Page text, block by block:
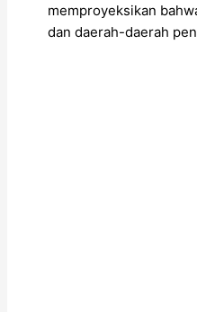
memproyeksikan
dan daerah-daerah